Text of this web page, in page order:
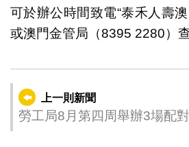
可於辦公時間致電“泰禾人壽澳
或澳門金管局（8395 2280）查
上一則新聞
勞工局8月第四周舉辦3場配